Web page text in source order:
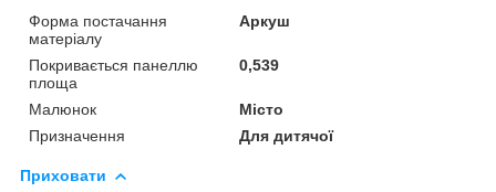
Форма постачання
матеріалу
Аркуш
Покривається панеллю
площа
0,539
Малюнок
Місто
Призначення
Для дитячої
Приховати